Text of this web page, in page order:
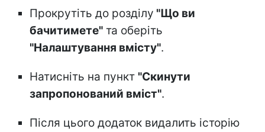
Прокрутіть до розділу "Що ви
бачитимете" та оберіть
"Налаштування вмісту".
Натисніть на пункт "Скинути
запропонований вміст".
Після цього додаток видалить історію